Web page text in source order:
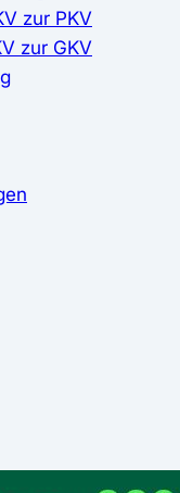
zur PKV
zur GKV